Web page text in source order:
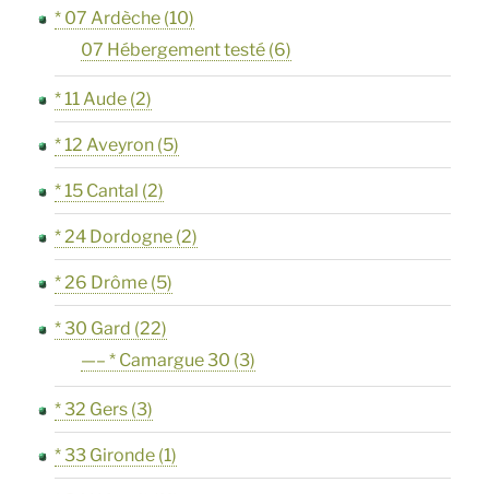
* 07 Ardèche (10)
07 Hébergement testé (6)
* 11 Aude (2)
* 12 Aveyron (5)
* 15 Cantal (2)
* 24 Dordogne (2)
* 26 Drôme (5)
* 30 Gard (22)
—– * Camargue 30 (3)
* 32 Gers (3)
* 33 Gironde (1)